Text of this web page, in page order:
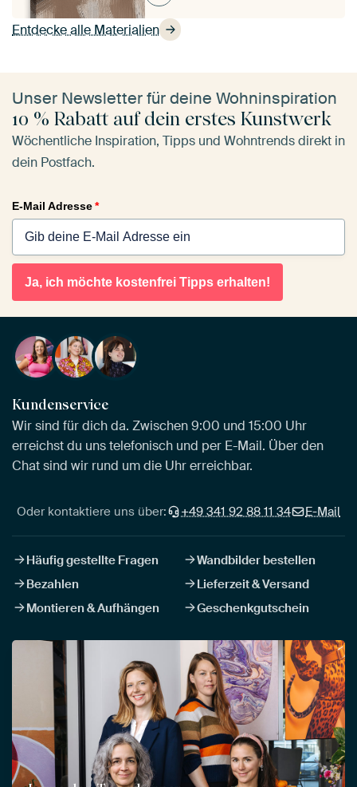
Entdecke alle Materialien
Unser Newsletter für deine Wohninspiration
10 % Rabatt auf dein erstes Kunstwerk
Wöchentliche Inspiration, Tipps und Wohntrends direkt in
dein Postfach.
E-Mail Adresse*
Ja, ich möchte kostenfrei Tipps erhalten!
Kundenservice
Wir sind für dich da. Zwischen 9:00 und 15:00 Uhr
erreichst du uns telefonisch und per E-Mail. Über den
Chat sind wir rund um die Uhr erreichbar.
Oder kontaktiere uns über: +49 341 92 88 11 34 E-Mail
Häufig gestellte Fragen
Wandbilder bestellen
Bezahlen
Lieferzeit & Versand
Montieren & Aufhängen
Geschenkgutschein